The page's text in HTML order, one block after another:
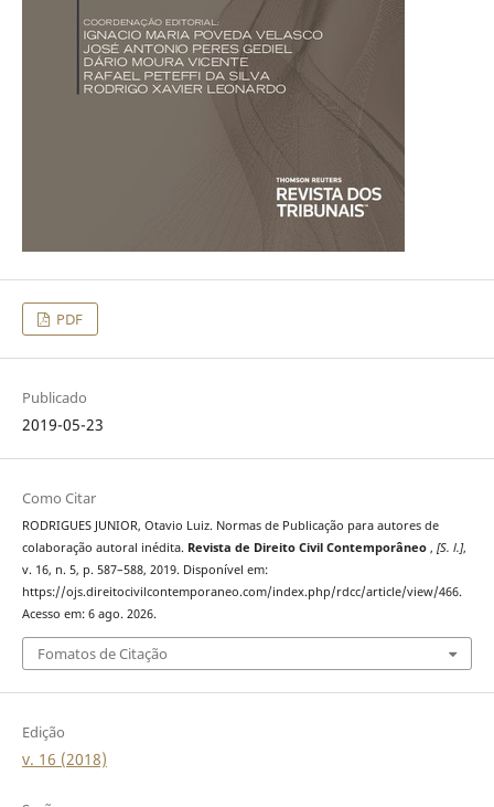
PDF
Publicado
2019-05-23
Como Citar
RODRIGUES JUNIOR, Otavio Luiz. Normas de Publicação para autores de
colaboração autoral inédita. Revista de Direito Civil Contemporâneo , [S. l.],
v. 16, n. 5, p. 587–588, 2019. Disponível em:
https://ojs.direitocivilcontemporaneo.com/index.php/rdcc/article/view/466.
Acesso em: 6 ago. 2026.
Fomatos de Citação
Edição
v. 16 (2018)